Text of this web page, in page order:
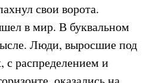
свои ворота.
в мир. В буквальном
Люди, выросшие под
с распределением и